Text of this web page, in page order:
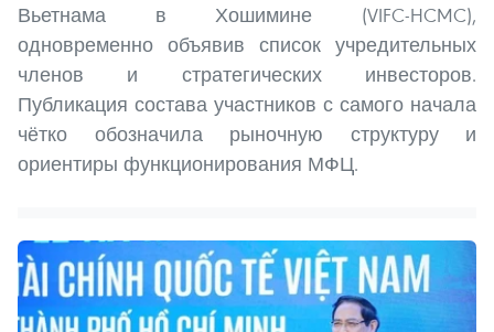
Вьетнама в Хошимине (VIFC-HCMC),
одновременно объявив список учредительных
членов и стратегических инвесторов.
Публикация состава участников с самого начала
чётко обозначила рыночную структуру и
ориентиры функционирования МФЦ.